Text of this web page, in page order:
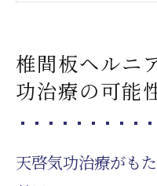
椎間板ヘルニ
天啓気功治療
覚醒がもたらす心
椎間板ヘルニ
功治療の可能
天啓気功治療がも